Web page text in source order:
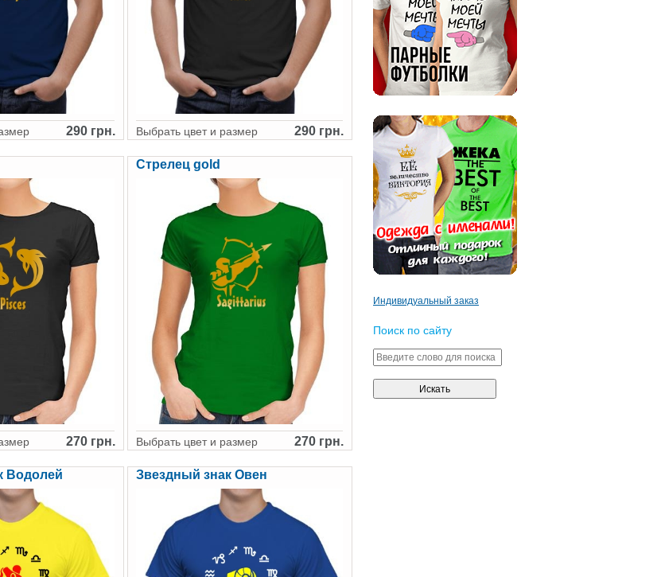
290 грн. Выбрать цвет и размер 290 грн.
270 грн.
Стрелец gold
Выбрать цвет и размер 270 грн.
Водолей Звездный знак Овен
Индивидуальный заказ
Поиск по сайту